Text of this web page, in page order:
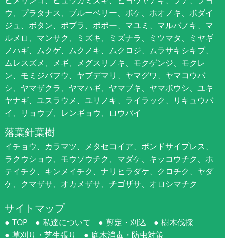
ウ、プラタナス、ブルーベリー、ボケ、ホオノキ、ボダイ
ジュ、ボタン、ポプラ、ポポー、マユミ、マルバノキ、マ
ルメロ、マンサク、ミズキ、ミズナラ、ミツマタ、ミヤギ
ノハギ、ムクゲ、ムクノキ、ムクロジ、ムラサキシキブ、
ムレスズメ、メギ、メグスリノキ、モクゲンジ、モクレ
ン、モミジバフウ、ヤブデマリ、ヤマグワ、ヤマコウバ
シ、ヤマザクラ、ヤマハギ、ヤマブキ、ヤマボウシ、ユキ
ヤナギ、ユスラウメ、ユリノキ、ライラック、リキュウバ
イ、リョウブ、レンギョウ、ロウバイ
落葉針葉樹
イチョウ、カラマツ、メタセコイア、ポンドサイプレス、
ラクウショウ、モウソウチク、マダケ、キッコウチク、ホ
テイチク、キンメイチク、ナリヒラダケ、クロチク、ヤダ
ケ、クマザサ、オカメザサ、チゴザサ、オロシマチク
サイトマップ
TOP 私達について 剪定・刈込
樹木伐採
草刈り・芝生張り
庭木消毒・防虫対策